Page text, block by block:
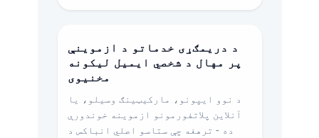
د دریمګړی خدماتو د ازموینې
پر مهال د شخصي ایمیل لیکونه
مخنیوی
د نوو ایپونو، مارکیټینګ وسیلو، یا
آنلاین پلاتفورمونو ازموینه خوندورې
ده - ترهغه چې ستاسو اصلي انباکس د